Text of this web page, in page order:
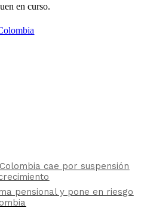
en curso.
cae por suspensión
pensional y pone en riesgo